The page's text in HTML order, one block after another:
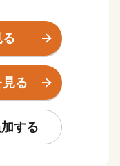
ています。小貝川
丘陵部は、畑地、
都圏近郊都市に位
に国道294号線、
号線と交差し谷
る
する